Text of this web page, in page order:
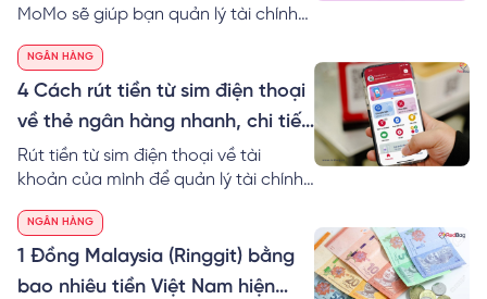
MoMo sẽ giúp bạn quản lý tài chính
dụng tiền linh hoạt vào nhiều công
việc khác nhau nhanh chóng hơn.
Tìm hiểu ngay cách rút tiền từ sim
điện thoại về MoMo an toàn nhé!
NGÂN HÀNG
4 Cách rút tiền từ sim điện thoại
về thẻ ngân hàng nhanh, chi tiết
nhất
Rút tiền từ sim điện thoại về tài
khoản của mình để quản lý tài chính
RedBag khám phá ngay cách rút
tiền từ tài khoản thoại về thẻ ngân
hàng chi tiết.
NGÂN HÀNG
1 Đồng Malaysia (Ringgit) bằng
bao nhiêu tiền Việt Nam hiện